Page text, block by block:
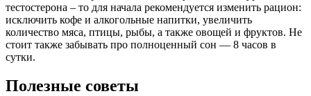
тестостерона – то для начала рекомендуется изменить рацион:
исключить кофе и алкогольные напитки, увеличить
количество мяса, птицы, рыбы, а также овощей и фруктов. Не
стоит также забывать про полноценный сон — 8 часов в
сутки.
Полезные советы